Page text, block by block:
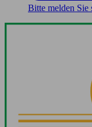
Bitte melden Sie